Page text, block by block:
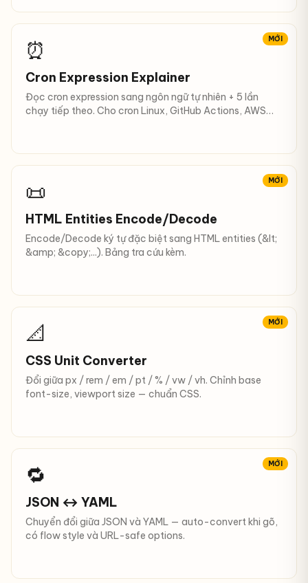
MỚI
⏰
Cron Expression Explainer
Đọc cron expression sang ngôn ngữ tự nhiên + 5 lần
chạy tiếp theo. Cho cron Linux, GitHub Actions, AWS
MỚI
📜
HTML Entities Encode/Decode
Encode/Decode ký tự đặc biệt sang HTML entities (&lt;
&amp; &copy;...). Bảng tra cứu kèm.
MỚI
📐
CSS Unit Converter
Đổi giữa px / rem / em / pt / % / vw / vh. Chỉnh base
font-size, viewport size — chuẩn CSS.
MỚI
🔁
JSON ↔ YAML
Chuyển đổi giữa JSON và YAML — auto-convert khi gõ,
có flow style và URL-safe options.